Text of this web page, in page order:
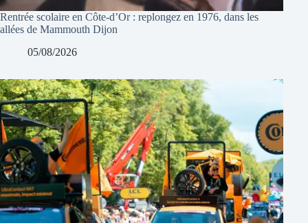
Rentrée scolaire en Côte-d’Or : replongez en 1976, dans les
allées de Mammouth Dijon
05/08/2026